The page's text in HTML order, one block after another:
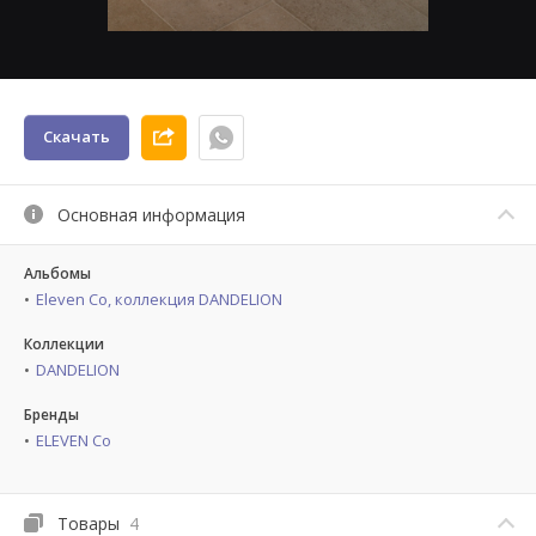
Скачать
Основная информация
Альбомы
Eleven Co, коллекция DANDELION
Коллекции
DANDELION
Бренды
ELEVEN Co
Товары 4